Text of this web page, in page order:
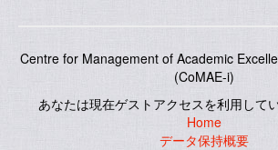
Centre for Management of Academic
(CoMAE-i)
あなたは現在ゲストアクセスを利用して
Home
データ保持概要